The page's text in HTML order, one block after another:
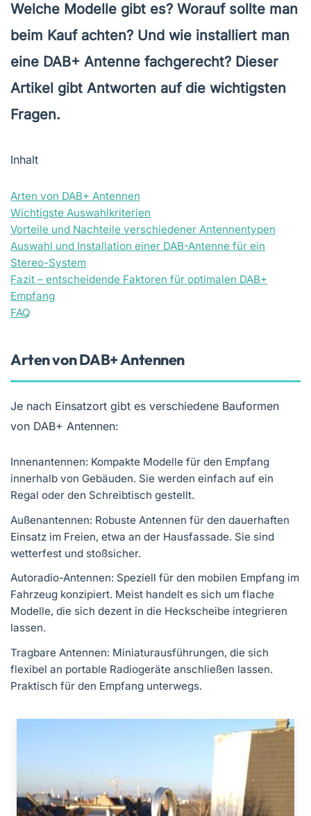
Welche Modelle gibt es? Worauf sollte man
beim Kauf achten? Und wie installiert man
eine DAB+ Antenne fachgerecht? Dieser
Artikel gibt Antworten auf die wichtigsten
Fragen.
Inhalt
Arten von DAB+ Antennen
Wichtigste Auswahlkriterien
Vorteile und Nachteile verschiedener Antennentypen
Auswahl und Installation einer DAB-Antenne für ein
Stereo-System
Fazit – entscheidende Faktoren für optimalen DAB+
Empfang
FAQ
Arten von DAB+ Antennen
Je nach Einsatzort gibt es verschiedene Bauformen
von DAB+ Antennen:
Innenantennen: Kompakte Modelle für den Empfang
innerhalb von Gebäuden. Sie werden einfach auf ein
Regal oder den Schreibtisch gestellt.
Außenantennen: Robuste Antennen für den dauerhaften
Einsatz im Freien, etwa an der Hausfassade. Sie sind
wetterfest und stoßsicher.
Autoradio-Antennen: Speziell für den mobilen Empfang im
Fahrzeug konzipiert. Meist handelt es sich um flache
Modelle, die sich dezent in die Heckscheibe integrieren
lassen.
Tragbare Antennen: Miniaturausführungen, die sich
flexibel an portable Radiogeräte anschließen lassen.
Praktisch für den Empfang unterwegs.